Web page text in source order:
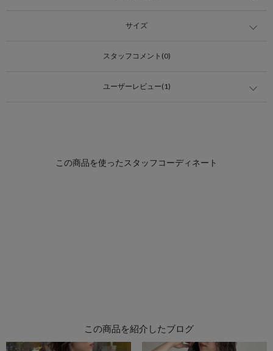
サイズ
スタッフコメント(0)
ユーザーレビュー(1)
この商品を紹介したブログ